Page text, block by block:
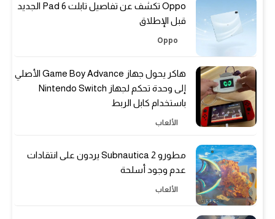
Oppo تكشف عن تفاصيل تابلت Pad 6 الجديد
قبل الإطلاق
Oppo
هاكر يحول جهاز Game Boy Advance الأصلي
إلى وحدة تحكم لجهاز Nintendo Switch
باستخدام كابل الربط
الألعاب
مطورو Subnautica 2 يردون على انتقادات
عدم وجود أسلحة
الألعاب